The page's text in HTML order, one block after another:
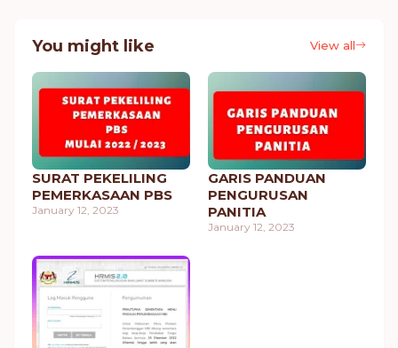
You might like View all
SURAT PEKELILING
PEMERKASAAN PBS
January 12, 2023
GARIS PANDUAN
PENGURUSAN
PANITIA
January 12, 2023